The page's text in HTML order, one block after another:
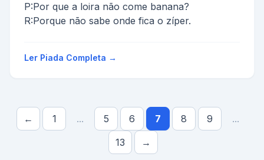
P:Por que a loira não come banana?
R:Porque não sabe onde fica o zíper.
Ler Piada Completa →
← 1 ... 5 6 7 8 9
...
13
→